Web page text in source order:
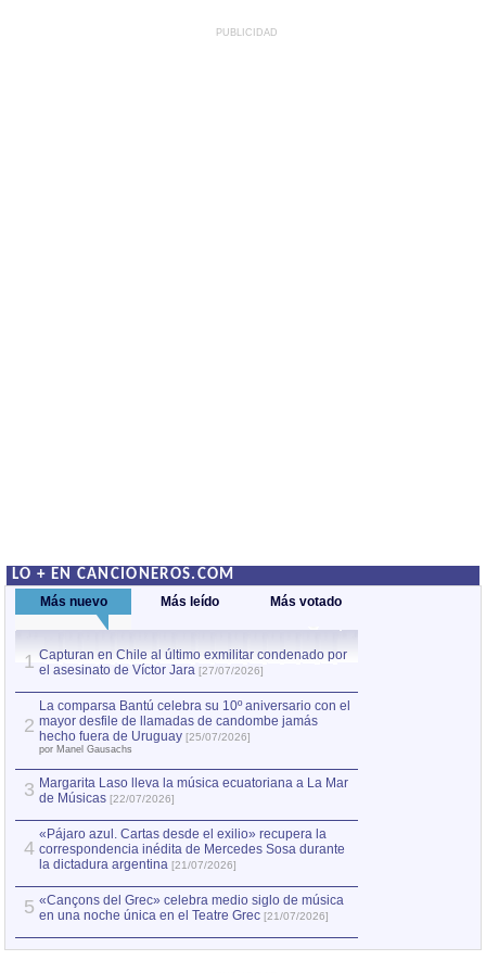
PUBLICIDAD
LO + EN CANCIONEROS.COM
Más nuevo Más leído Más votado
1 Capturan en Chile al último exmilitar condenado por
el asesinato de Víctor Jara [27/07/2026]
2
La comparsa Bantú celebra su 10º aniversario con el
mayor desfile de llamadas de candombe jamás
hecho fuera de Uruguay [25/07/2026]
por Manel Gausachs
3 Margarita Laso lleva la música ecuatoriana a La Mar
de Músicas [22/07/2026]
4
«Pájaro azul. Cartas desde el exilio» recupera la
correspondencia inédita de Mercedes Sosa durante
la dictadura argentina [21/07/2026]
5 «Cançons del Grec» celebra medio siglo de música
en una noche única en el Teatre Grec [21/07/2026]